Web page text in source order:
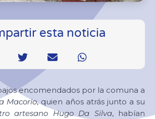
esta noticia
encomendados por la comuna a
Macorio, quien años atrás junto a su
artesano Hugo Da Silva, habían